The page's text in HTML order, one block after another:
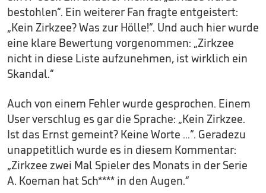
bestohlen“. Ein weiterer Fan fragte entgeistert:
„Kein Zirkzee? Was zur Hölle!“. Und auch hier wurde
eine klare Bewertung vorgenommen: „Zirkzee
nicht in diese Liste aufzunehmen, ist wirklich ein
Skandal.“
Auch von einem Fehler wurde gesprochen. Einem
User verschlug es gar die Sprache: „Kein Zirkzee.
Ist das Ernst gemeint? Keine Worte ...“. Geradezu
unappetitlich wurde es in diesem Kommentar:
„Zirkzee zwei Mal Spieler des Monats in der Serie
A. Koeman hat Sch**** in den Augen.“